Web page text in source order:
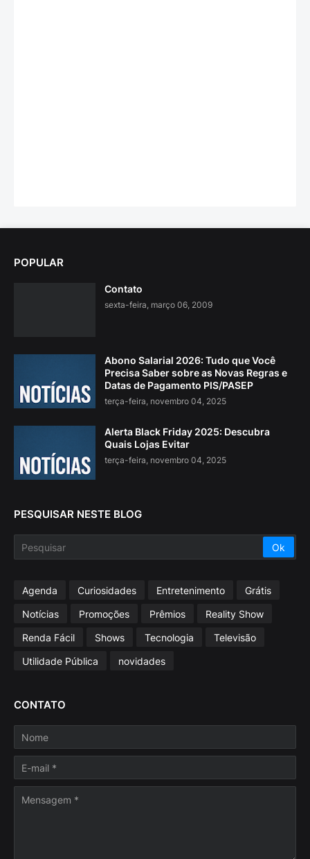
POPULAR
Contato
sexta-feira, março 06, 2009
Abono Salarial 2026: Tudo que Você
Precisa Saber sobre as Novas Regras e
Datas de Pagamento PIS/PASEP
terça-feira, novembro 04, 2025
Alerta Black Friday 2025: Descubra
Quais Lojas Evitar
terça-feira, novembro 04, 2025
PESQUISAR NESTE BLOG
Agenda Curiosidades Entretenimento
Grátis
Notícias
Promoções Prêmios
Reality Show
Renda Fácil
Shows Tecnologia
Televisão
Utilidade Pública
novidades
CONTATO